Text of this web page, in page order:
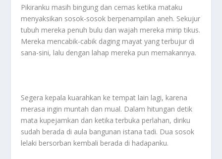
Pikiranku masih bingung dan cemas ketika mataku
menyaksikan sosok-sosok berpenampilan aneh. Sekujur
tubuh mereka penuh bulu dan wajah mereka mirip tikus.
Mereka mencabik-cabik daging mayat yang terbujur di
sana-sini, lalu dengan lahap mereka pun memakannya.
Segera kepala kuarahkan ke tempat lain lagi, karena
merasa ingin muntah dan mual. Dalam hitungan detik
mata kupejamkan dan ketika terbuka perlahan, diriku
sudah berada di aula bangunan istana tadi. Dua sosok
lelaki bersorban kembali berada di hadapanku.